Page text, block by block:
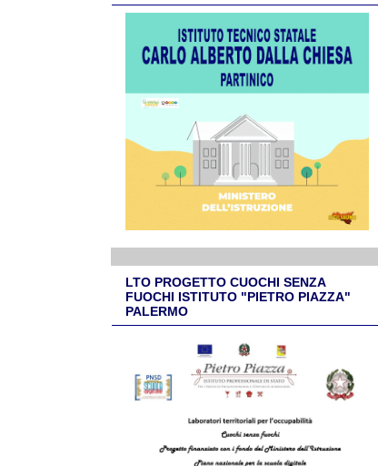
LTO PROGETTO CUOCHI SENZA
FUOCHI ISTITUTO "PIETRO PIAZZA"
PALERMO